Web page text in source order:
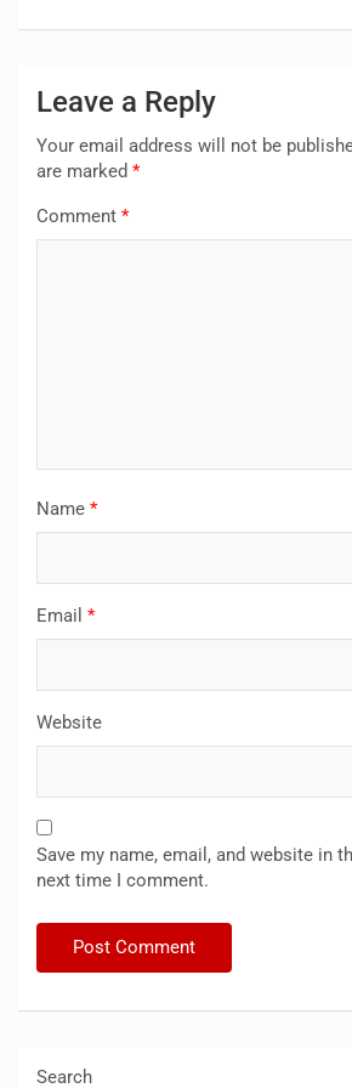
Leave a Reply
Your email address will not be
are marked *
Comment *
Name *
Email *
Website
Save my name, email, and website in
next time I comment.
Search